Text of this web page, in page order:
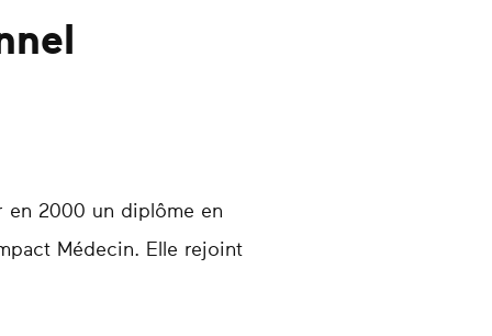
en 2000 un diplôme en
Médecin. Elle rejoint